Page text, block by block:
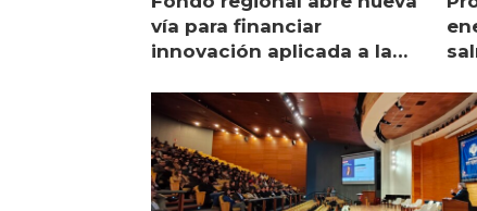
vía para financiar
innovación aplicada a la